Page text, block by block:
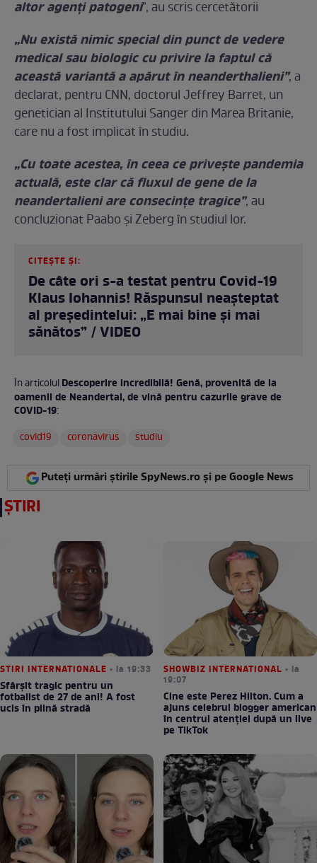
altor agenți patogeni", au scris cercetătorii
„Nu există nimic special din punct de vedere
medical sau biologic cu privire la faptul că
această variantă a apărut în neanderthalieni”, a
declarat, pentru CNN, doctorul Jeffrey Barret, un
genetician al Institutului Sanger din Marea Britanie,
care nu a fost implicat în studiu.
„Cu toate acestea, în ceea ce privește pandemia
actuală, este clar că fluxul de gene de la
neandertalieni are consecințe tragice”, au
concluzionat Paabo și Zeberg în studiul lor.
CITEȘTE ȘI:
De câte ori s-a testat pentru Covid-19
Klaus Iohannis! Răspunsul neașteptat
al președintelui: „E mai bine și mai
sănătos” / VIDEO
În articolulDescoperire incredibilă! Genă, provenită de la
oamenii de Neandertal, de vină pentru cazurile grave de
COVID-19:
covid19
coronavirus studiu
Puteți urmări știrile SpyNews.ro și pe Google News
ȘTIRI
STIRI INTERNATIONALE • la 19:33
Sfârșit tragic pentru un
fotbalist de 27 de ani! A fost
ucis în plină stradă
SHOWBIZ INTERNATIONAL • la
19:07
Cine este Perez Hilton. Cum a
ajuns celebrul blogger american
în centrul atenției după un live
pe TikTok